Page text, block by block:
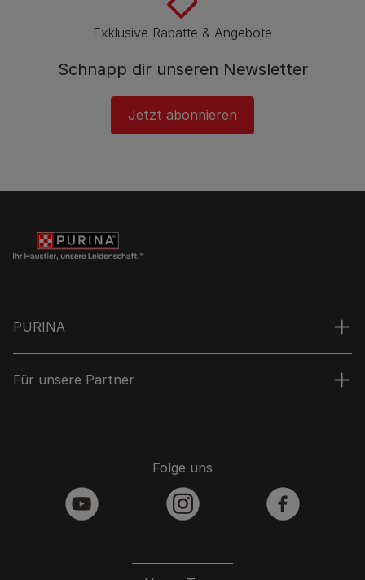
Exklusive Rabatte & Angebote
Schnapp dir unseren Newsletter
Jetzt abonnieren
PURINA
Für unsere Partner
Folge uns
youtube instagram facebook